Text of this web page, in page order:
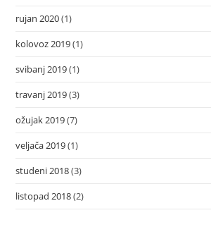
rujan 2020(1)
kolovoz 2019(1)
svibanj 2019(1)
travanj 2019(3)
ožujak 2019(7)
veljača 2019(1)
studeni 2018(3)
listopad 2018(2)